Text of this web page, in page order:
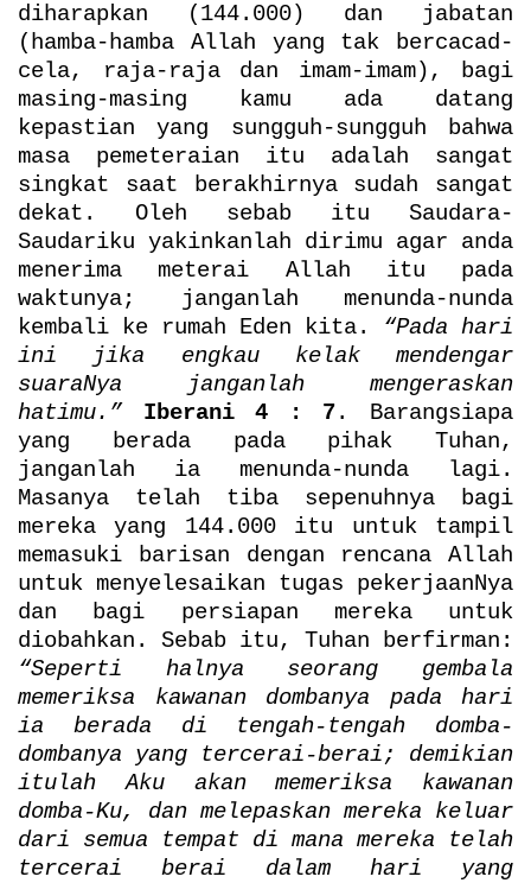
diharapkan (144.000) dan jabatan
(hamba-hamba Allah yang tak bercacad-
cela, raja-raja dan imam-imam), bagi
masing-masing kamu ada datang
kepastian yang sungguh-sungguh bahwa
masa pemeteraian itu adalah sangat
singkat saat berakhirnya sudah sangat
dekat. Oleh sebab itu Saudara-
Saudariku yakinkanlah dirimu agar anda
menerima meterai Allah itu pada
waktunya; janganlah menunda-nunda
kembali ke rumah Eden kita. “Pada hari
ini jika engkau kelak mendengar
suaraNya janganlah mengeraskan
hatimu.”
Iberani 4 : 7. Barangsiapa
yang berada pada pihak Tuhan,
janganlah ia menunda-nunda lagi.
Masanya telah tiba sepenuhnya bagi
mereka yang 144.000 itu untuk tampil
memasuki barisan dengan rencana Allah
untuk menyelesaikan tugas pekerjaanNya
dan bagi persiapan mereka untuk
diobahkan. Sebab itu, Tuhan berfirman:
“Seperti halnya seorang gembala
memeriksa kawanan dombanya pada hari
ia berada di tengah-tengah domba-
dombanya yang tercerai-berai; demikian
itulah Aku akan memeriksa kawanan
domba-Ku, dan melepaskan mereka keluar
dari semua tempat di mana mereka telah
tercerai berai dalam hari yang